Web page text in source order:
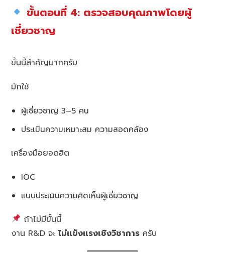
ขั้นตอนที่ 4: ตรวจสอบคุณภาพโดยผู้
เชี่ยวชาญ
ขั้นนี้สำคัญมากครับ
มักใช้
ผู้เชี่ยวชาญ 3–5 คน
ประเมินความเหมาะสม ความสอดคล้อง
เครื่องมือยอดฮิต
IOC
แบบประเมินความคิดเห็นผู้เชี่ยวชาญ
ถ้าไม่มีขั้นนี้
งาน R&D จะไม่แข็งแรงเชิงวิชาการ ครับ